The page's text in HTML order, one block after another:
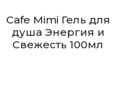
Cafe Mimi Гель для
душа Энергия и
Свежесть 100мл